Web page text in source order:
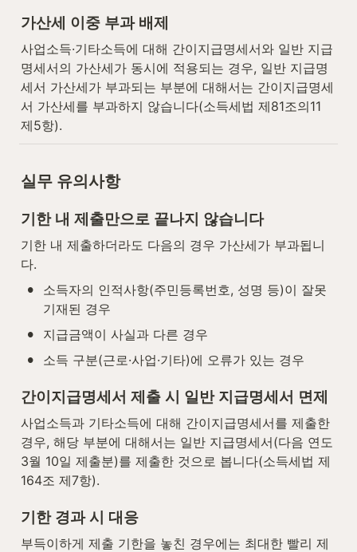
가산세 이중 부과 배제
사업소득·기타소득에 대해 간이지급명세서와 일반 지급
명세서의 가산세가 동시에 적용되는 경우, 일반 지급명
세서 가산세가 부과되는 부분에 대해서는 간이지급명세
서 가산세를 부과하지 않습니다(소득세법 제81조의11
제5항).
실무 유의사항
기한 내 제출만으로 끝나지 않습니다
기한 내 제출하더라도 다음의 경우 가산세가 부과됩니
다.
•
소득자의 인적사항(주민등록번호, 성명 등)이 잘못
기재된 경우
• 지급금액이 사실과 다른 경우
• 소득 구분(근로·사업·기타)에 오류가 있는 경우
간이지급명세서 제출 시 일반 지급명세서 면제
사업소득과 기타소득에 대해 간이지급명세서를 제출한
경우, 해당 부분에 대해서는 일반 지급명세서(다음 연도
3월 10일 제출분)를 제출한 것으로 봅니다(소득세법 제
164조 제7항).
기한 경과 시 대응
부득이하게 제출 기한을 놓친 경우에는 최대한 빨리 제